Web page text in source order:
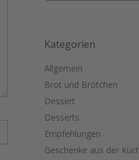
Kategorien
Allgemein
Brot und Brötchen
Dessert
Desserts
Empfehlungen
Geschenke aus der